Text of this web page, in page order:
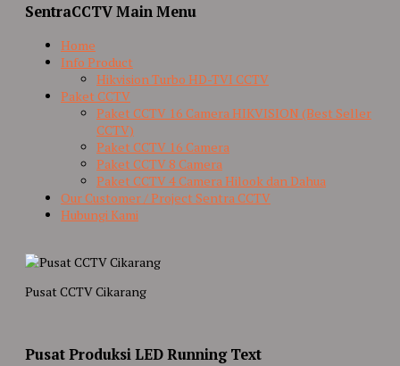
SentraCCTV Main Menu
Home
Info Product
Hikvision Turbo HD-TVI CCTV
Paket CCTV
Paket CCTV 16 Camera HIKVISION (Best Seller
CCTV)
Paket CCTV 16 Camera
Paket CCTV 8 Camera
Paket CCTV 4 Camera Hilook dan Dahua
Our Customer / Project Sentra CCTV
Hubungi Kami
Pusat CCTV Cikarang
Pusat Produksi LED Running Text